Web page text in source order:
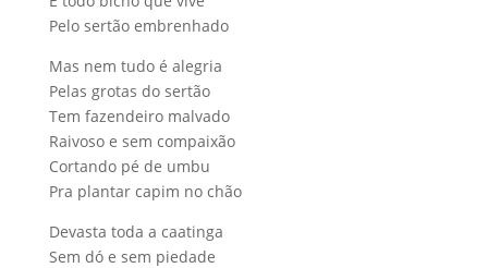
Pelo sertão embrenhado
Mas nem tudo é alegria
Pelas grotas do sertão
Tem fazendeiro malvado
Raivoso e sem compaixão
Cortando pé de umbu
Pra plantar capim no chão
Devasta toda a caatinga
Sem dó e sem piedade